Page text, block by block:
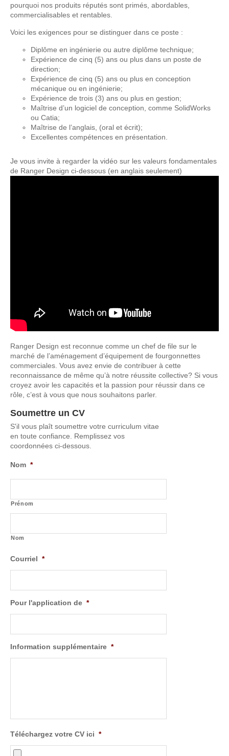
pourquoi nos produits réputés sont primés, abordables,
commercialisables et rentables.
Voici les exigences pour se distinguer dans ce poste :
Diplôme en ingénierie ou autre diplôme technique;
Expérience de cinq (5) ans ou plus dans un poste de
direction;
Expérience de cinq (5) ans ou plus en conception
mécanique ou en ingénierie;
Expérience de trois (3) ans ou plus en gestion;
Maîtrise d’un logiciel de conception, comme SolidWorks
ou Catia;
Maîtrise de l’anglais, (oral et écrit);
Excellentes compétences en présentation.
Je vous invite à regarder la vidéo sur les valeurs fondamentales
de Ranger Design ci-dessous (en anglais seulement)
Ranger Design est reconnue comme un chef de file sur le
marché de l’aménagement d’équipement de fourgonnettes
commerciales. Vous avez envie de contribuer à cette
reconnaissance de même qu’à notre réussite collective? Si vous
croyez avoir les capacités et la passion pour réussir dans ce
rôle, c’est à vous que nous souhaitons parler.
Soumettre un CV
S'il vous plaît soumettre votre curriculum vitae
en toute confiance. Remplissez vos
coordonnées ci-dessous.
Nom *
Prénom
Nom
Courriel *
Pour l'application de *
Information supplémentaire *
Téléchargez votre CV ici *